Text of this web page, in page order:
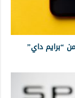
“برايم داي”